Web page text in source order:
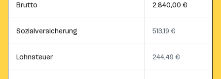
Brutto 2.840,00 €
Sozialversicherung 513,19 €
Lohnsteuer 244,49 €